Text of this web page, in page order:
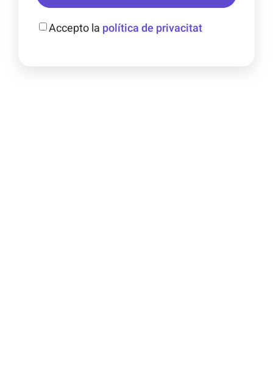
Accepto la política de privacitat